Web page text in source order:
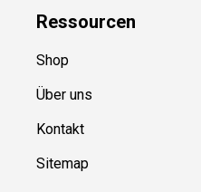
Ressourcen
Shop
Über uns
Kontakt
Sitemap